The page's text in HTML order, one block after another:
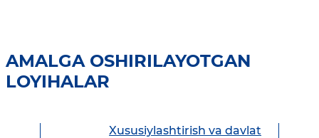
AMALGA OSHIRILAYOTGAN
LOYIHALAR
Xususiylashtirish va davlat